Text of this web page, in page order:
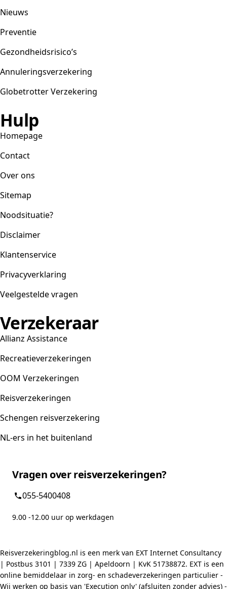
Nieuws
Preventie
Gezondheidsrisico’s
Annuleringsverzekering
Globetrotter Verzekering
Hulp
Homepage
Contact
Over ons
Sitemap
Noodsituatie?
Disclaimer
Klantenservice
Privacyverklaring
Veelgestelde vragen
Verzekeraar
Allianz Assistance
Recreatieverzekeringen
OOM Verzekeringen
Reisverzekeringen
Schengen reisverzekering
NL-ers in het buitenland
Vragen over reisverzekeringen?
055-5400408
9.00 -12.00 uur op werkdagen
Reisverzekeringblog.nl is een merk van EXT Internet Consultancy
| Postbus 3101 | 7339 ZG | Apeldoorn | KvK 51738872. EXT is een
online bemiddelaar in zorg- en schadeverzekeringen particulier -
Wij werken op basis van 'Execution only' (afsluiten zonder advies) -